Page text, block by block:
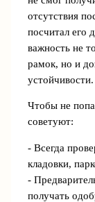
отсутствия
посчитал его
важность не
рамок, но и
устойчивости.
Чтобы не
советуют:
- Всегда
кладовки,
-
получать